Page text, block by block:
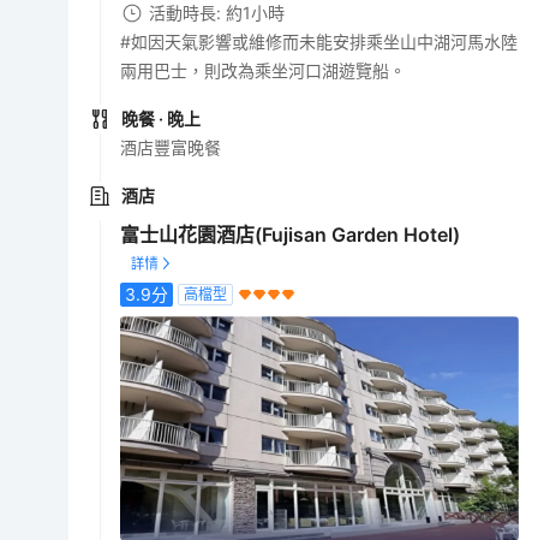
活動時長: 約1小時
#如因天氣影響或維修而未能安排乘坐山中湖河馬水陸
兩用巴士，則改為乘坐河口湖遊覽船。
晚餐 · 晚上
酒店豐富晚餐
酒店
富士山花園酒店(Fujisan Garden Hotel)
3.9分 高檔型